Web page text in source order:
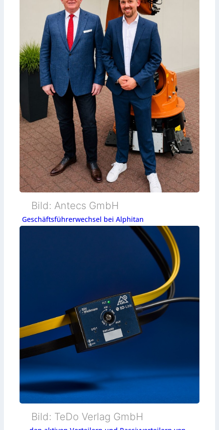
Bild: Antecs GmbH
Geschäftsführerwechsel bei Alphitan
Bild: TeDo Verlag GmbH